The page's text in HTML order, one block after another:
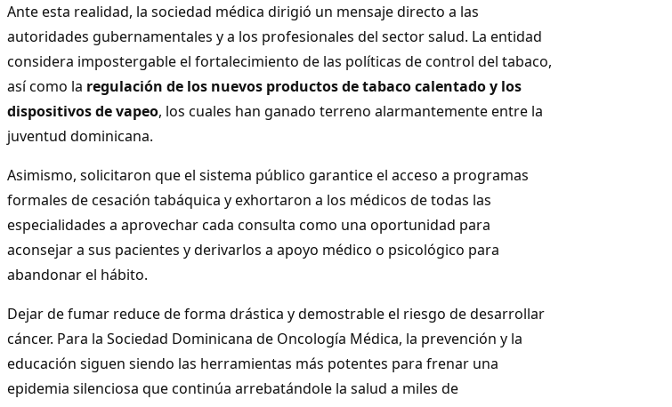
Ante esta realidad, la sociedad médica dirigió un mensaje directo a las
autoridades gubernamentales y a los profesionales del sector salud. La entidad
considera impostergable el fortalecimiento de las políticas de control del tabaco,
así como la regulación de los nuevos productos de tabaco calentado y los
dispositivos de vapeo, los cuales han ganado terreno alarmantemente entre la
juventud dominicana.
Asimismo, solicitaron que el sistema público garantice el acceso a programas
formales de cesación tabáquica y exhortaron a los médicos de todas las
especialidades a aprovechar cada consulta como una oportunidad para
aconsejar a sus pacientes y derivarlos a apoyo médico o psicológico para
abandonar el hábito.
Dejar de fumar reduce de forma drástica y demostrable el riesgo de desarrollar
cáncer. Para la Sociedad Dominicana de Oncología Médica, la prevención y la
educación siguen siendo las herramientas más potentes para frenar una
epidemia silenciosa que continúa arrebatándole la salud a miles de